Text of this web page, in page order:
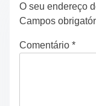
O seu endereço
Campos
Comentário *